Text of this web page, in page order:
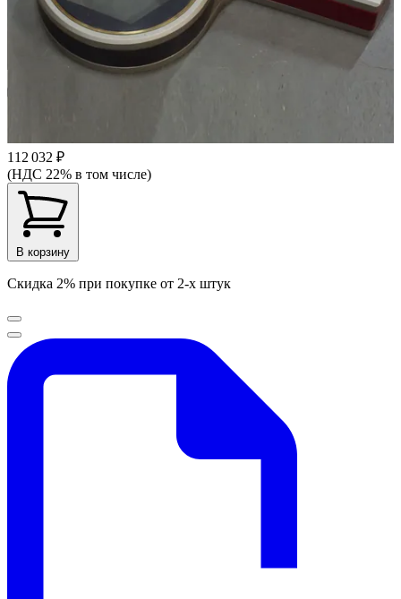
112 032 ₽
(НДС 22% в том числе)
В корзину
Скидка 2% при покупке от 2-х штук